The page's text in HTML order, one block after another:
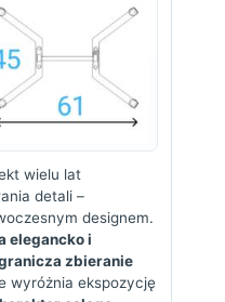
wielu lat
detali –
designem.
elegancko i
zbieranie
wyróżnia ekspozycję